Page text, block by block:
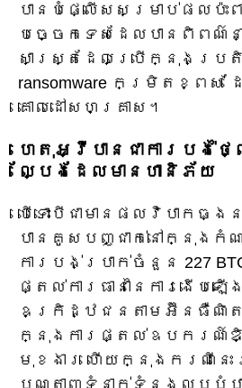
បានបំផ្លើសសម្រាប់ផលប៉
បច្ចេកទេសដែលបានពិព
សាស្ត្រដែលប្រើក្នុងប្រ
ransomware កម្រិតខ្ពស់
គោលដៅសហគ្រាស។
ហេតុអ្វីបានជាការបង់ថ្លៃ
ល្បែងដែលមានហានិភ័យ
បើទោះបីជាមានផលវិបាកធ្
បានគូសបញ្ជាក់នៅក្នុងកំណ
ការបង់ប្រាក់ចំនួន 227
ផ្តល់ការធានានៃការងើបឡ
ឧក្រិដ្ឋជនតាមអ៊ីនធឺណិត
ក្នុងការផ្តល់ឧបករណ៍ឌិ
មុខងារ ហើយក្នុងករណីនេះ
បណ្តាញទំនាក់ទំនងលុបបំប